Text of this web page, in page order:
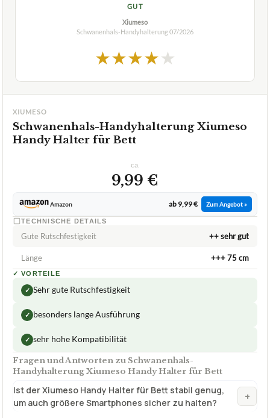
GUT
Xiumeso
Schwanenhals-Handyhalterung07/2026
★★★★★
XIUMESO
Schwanenhals-Handyhalterung Xiumeso
Handy Halter für Bett
ca.
9,99 €
Amazon ab 9,99 € Zum Angebot »
TECHNISCHE DETAILS
Gute Rutschfestigkeit ++ sehr gut
Länge +++ 75 cm
✓ VORTEILE
✓ Sehr gute Rutschfestigkeit
✓ besonders lange Ausführung
✓ sehr hohe Kompatibilität
Fragen und Antworten zu Schwanenhals-
Handyhalterung Xiumeso Handy Halter für Bett
Ist der Xiumeso Handy Halter für Bett stabil genug,
um auch größere Smartphones sicher zu halten?
+